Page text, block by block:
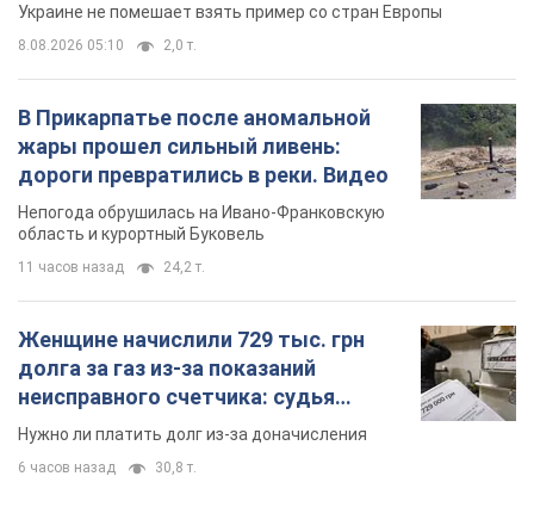
Украине не помешает взять пример со стран Европы
8.08.2026 05:10 2,0 т.
В Прикарпатье после аномальной
жары прошел сильный ливень:
дороги превратились в реки. Видео
Непогода обрушилась на Ивано-Франковскую
область и курортный Буковель
11 часов назад 24,2 т.
Женщине начислили 729 тыс. грн
долга за газ из-за показаний
неисправного счетчика: судья
вынес неожиданное решение
Нужно ли платить долг из-за доначисления
6 часов назад 30,8 т.